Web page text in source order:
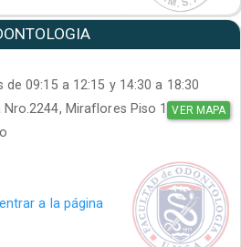
de 09:15 a 12:15 y 14:30 a 18:30
Nro.2244, Miraflores Piso 1 VER MAPA
a la página